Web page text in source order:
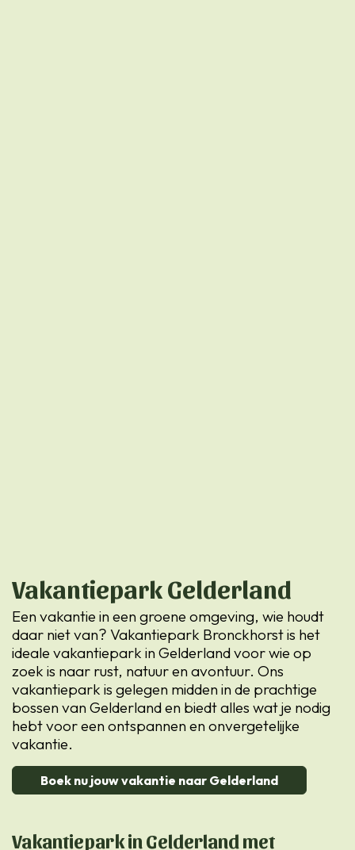
Vakantiepark Gelderland
Een vakantie in een groene omgeving, wie houdt
daar niet van? Vakantiepark Bronckhorst is het
ideale vakantiepark in Gelderland voor wie op
zoek is naar rust, natuur en avontuur. Ons
vakantiepark is gelegen midden in de prachtige
bossen van Gelderland en biedt alles wat je nodig
hebt voor een ontspannen en onvergetelijke
vakantie.
Boek nu jouw vakantie naar Gelderland
Vakantiepark in Gelderland met